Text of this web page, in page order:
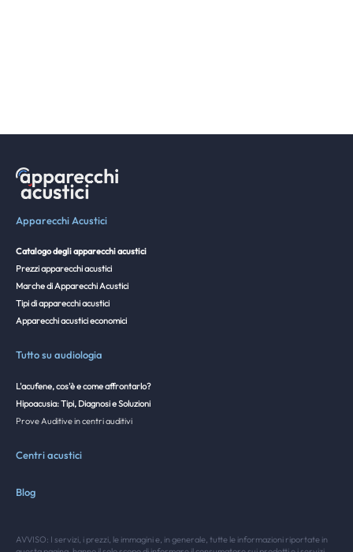
Apparecchi Acustici
Catalogo degli apparecchi acustici
Prezzi apparecchi acustici
Marche di Apparecchi Acustici
Tipi di apparecchi acustici
Apparecchi acustici economici
Tutto su audiologia
L'acufene, cos'è e come affrontarlo?
Hipoacusia: Tipi, Diagnosi e Soluzioni
Prove Auditive in centri auditivi
Centri acustici
Blog
AVVISO: I servizi, i prezzi, le immagini e, in generale, tutte le informazioni riportate in